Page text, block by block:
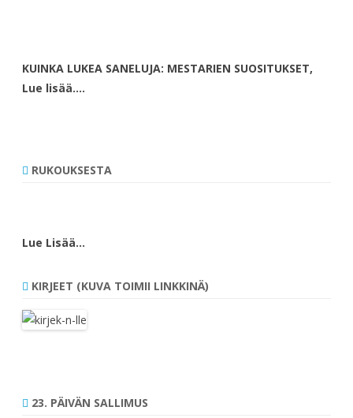
KUINKA LUKEA SANELUJA: MESTARIEN SUOSITUKSET,
Lue lisää….
RUKOUKSESTA
Lue Lisää…
KIRJEET (KUVA TOIMII LINKKINÄ)
23. PÄIVÄN SALLIMUS